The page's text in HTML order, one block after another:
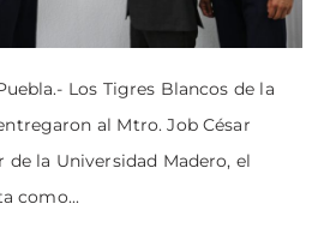
Los Tigres Blancos de la
al Mtro. Job César
de la Universidad Madero, el
como...